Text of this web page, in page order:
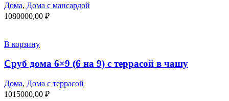
Дома, Дома с мансардой
1080000,00 ₽
В корзину
Сруб дома 6×9 (6 на 9) с террасой в чашу
Дома, Дома с террасой
1015000,00 ₽